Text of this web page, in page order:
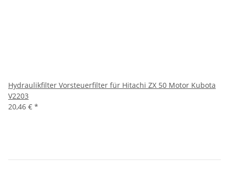
Hydraulikfilter Vorsteuerfilter für Hitachi ZX 50 Motor Kubota
V2203
20,46 € *